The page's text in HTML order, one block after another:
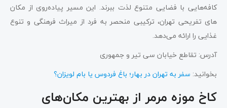
کافه‌هایی با فضایی متنوع لذت ببرند. این مسیر پیاده‌روی از مکان
‌های تفریحی تهران، ترکیبی منحصر به فرد از میراث فرهنگی و تنوع
غذایی را ارائه می‌دهد.
آدرس: تقاطع خیابان سی تیر و جمهوری
بخوانید: سفر به تهران در بهار؛ باغ فردوس یا بام لویزان؟
کاخ موزه مرمر از بهترین مکان‌های